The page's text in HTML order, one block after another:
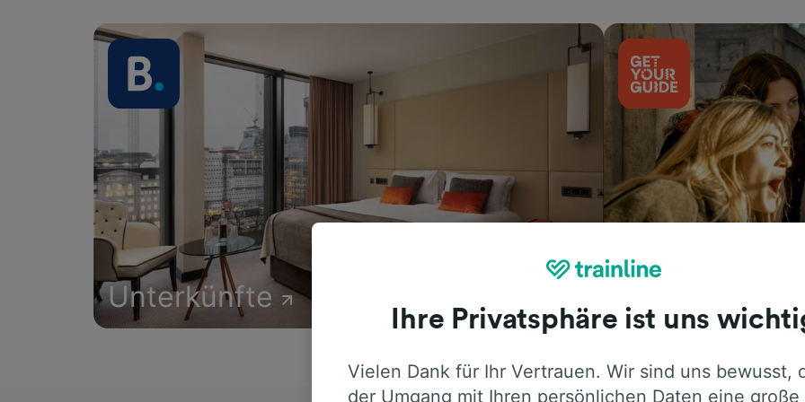
Unterkünfte
Ihre Privatsphäre ist uns
Vielen Dank für Ihr Vertrauen. Wir sind uns bewusst,
der Umgang mit Ihren persönlichen Daten eine große